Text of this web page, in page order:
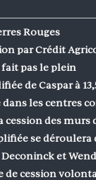
Rouges
par Crédit
fait pas le plein
de Caspar à
dans les centres
cession des murs
se déroulera
et
de cession